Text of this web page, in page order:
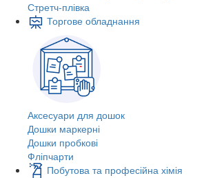
Стретч-плівка
Торгове обладнання
Аксесуари для дошок
Дошки маркерні
Дошки пробкові
Фліпчарти
Побутова та професійна хімія